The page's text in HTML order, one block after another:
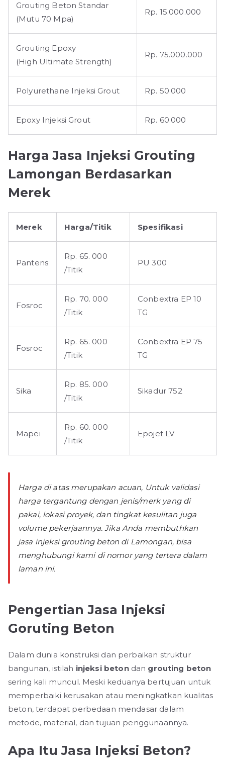
Grouting Beton Standar
(Mutu 70 Mpa)
Rp. 15.000.000
Grouting Epoxy
(High Ultimate Strength)
Rp. 75.000.000
Polyurethane Injeksi Grout Rp. 50.000
Epoxy Injeksi Grout Rp. 60.000
Harga Jasa Injeksi Grouting
Lamongan Berdasarkan
Merek
Merek Harga/Titik Spesifikasi
Pantens
Rp. 65. 000
/Titik
PU 300
Fosroc
Rp. 70. 000
/Titik
Conbextra EP 10
TG
Fosroc
Rp. 65. 000
/Titik
Conbextra EP 75
TG
Sika
Rp. 85. 000
/Titik
Sikadur 752
Mapei
Rp. 60. 000
/Titik
Epojet LV
Harga di atas merupakan acuan, Untuk validasi
harga tergantung dengan jenis/merk yang di
pakai, lokasi proyek, dan tingkat kesulitan juga
volume pekerjaannya. Jika Anda membuthkan
jasa injeksi grouting beton di Lamongan, bisa
menghubungi kami di nomor yang tertera dalam
laman ini.
Pengertian Jasa Injeksi
Goruting Beton
Dalam dunia konstruksi dan perbaikan struktur
bangunan, istilah injeksi betondan grouting beton
sering kali muncul. Meski keduanya bertujuan untuk
memperbaiki kerusakan atau meningkatkan kualitas
beton, terdapat perbedaan mendasar dalam
metode, material, dan tujuan penggunaannya.
Apa Itu Jasa Injeksi Beton?